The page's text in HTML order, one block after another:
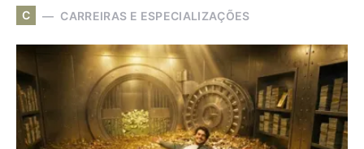
C CARREIRAS E ESPECIALIZAÇÕES